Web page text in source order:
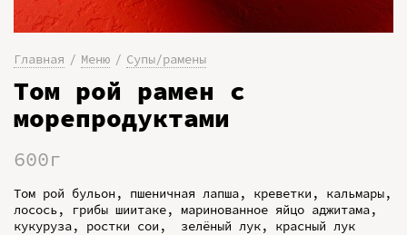
Главная Меню Супы/рамены
Том рой рамен с
морепродуктами
600г
Том рой бульон, пшеничная лапша, креветки, кальмары,
лосось, грибы шиитаке, маринованное яйцо аджитама,
кукуруза, ростки сои, зелёный лук, красный лук